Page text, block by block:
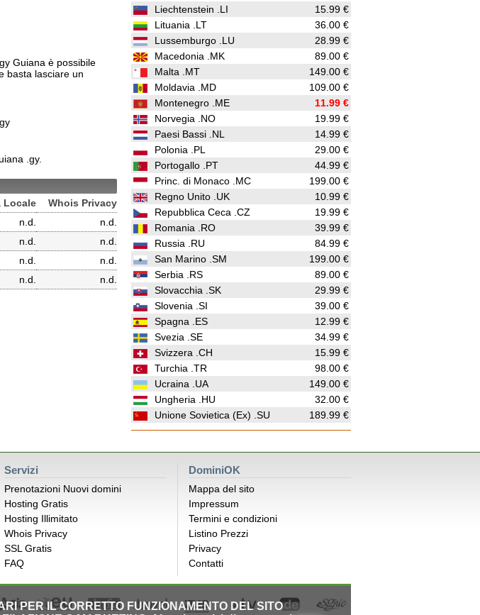
Guiana è possibile
basta lasciare un
.gy.
Locale
Whois Privacy
n.d.
n.d.
n.d.
n.d.
n.d.
n.d.
n.d. n.d.
Liechtenstein .LI
15.99 €
Lituania .LT
36.00 €
Lussemburgo .LU
28.99 €
Macedonia .MK
89.00 €
Malta .MT
149.00 €
Moldavia .MD
109.00 €
Montenegro .ME
11.99 €
Norvegia .NO
19.99 €
Paesi Bassi .NL
14.99 €
Polonia .PL
29.00 €
Portogallo .PT
44.99 €
Princ. di Monaco .MC
199.00 €
Regno Unito .UK
10.99 €
Repubblica Ceca .CZ
19.99 €
Romania .RO
39.99 €
Russia .RU
84.99 €
San Marino .SM
199.00 €
Serbia .RS
89.00 €
Slovacchia .SK
29.99 €
Slovenia .SI
39.00 €
Spagna .ES
12.99 €
Svezia .SE
34.99 €
Svizzera .CH
15.99 €
Turchia .TR
98.00 €
Ucraina .UA
149.00 €
Ungheria .HU
32.00 €
Unione Sovietica (Ex) .SU
189.99 €
Servizi
Prenotazioni Nuovi domini
Hosting Gratis
Hosting Illimitato
Whois Privacy
SSL Gratis
FAQ
DominiOK
Mappa del sito
Impressum
Termini e condizioni
Listino Prezzi
Privacy
Contatti
PER IL CORRETTO FUNZIONAMENTO DEL SITO